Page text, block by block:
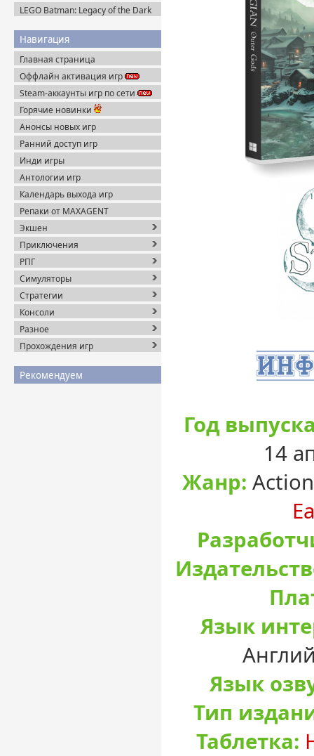
LEGO Batman: Legacy of the Dark
Тёмного Рыцаря (2026) Portable
Навигация
Главная страница
Оффлайн активация игр
Steam-аккаунты игр по сети
Горячие новинки
Анонсы новых игр
Ранний доступ игр
Инди игры
Антологии игр
Календарь выхода игр
Репаки от MAXAGENT
Экшен
Приключения
РПГ
Симуляторы
Стратегии
Консоли
Разное
Прохождения игр
Рекомендуем
Год
14
Жанр:
Язык
Язык
Тип
Таблетка: